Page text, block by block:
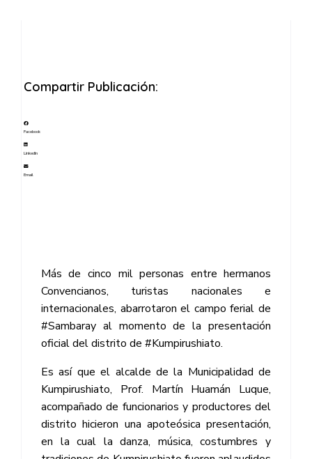
Compartir Publicación:
Facebook
LinkedIn
Email
Más de cinco mil personas entre hermanos
Convencianos, turistas nacionales e
internacionales, abarrotaron el campo ferial de
#Sambaray al momento de la presentación
oficial del distrito de #Kumpirushiato.
Es así que el alcalde de la Municipalidad de
Kumpirushiato, Prof. Martín Huamán Luque,
acompañado de funcionarios y productores del
distrito hicieron una apoteósica presentación,
en la cual la danza, música, costumbres y